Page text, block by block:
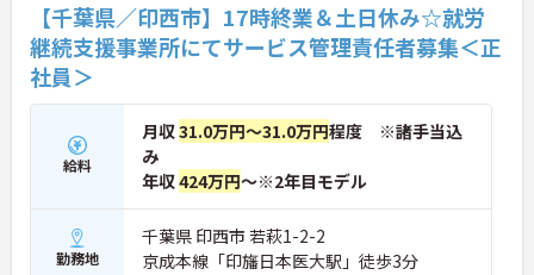
【千葉県／印西市】17時終業＆土日休み☆就労
継続支援事業所にてサービス管理責任者募集＜正
社員＞
給料
月収31.0万円～31.0万円程度 ※諸手当込
み
年収424万円～※2年目モデル
勤務地
千葉県 印西市 若萩1-2-2
京成本線「印旛日本医大駅」徒歩3分